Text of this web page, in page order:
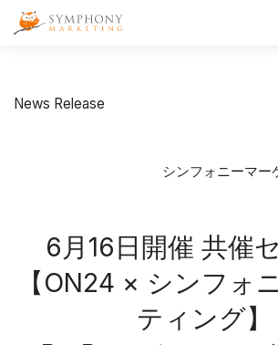
メインコンテンツへ移動
News Release
シンフォニーマー
6月16日開催 共催
【ON24 × シンフォ
ティング】